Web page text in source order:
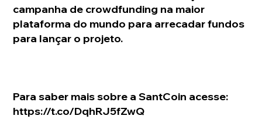
campanha de crowdfunding na maior
plataforma do mundo para arrecadar fundos
para lançar o projeto.
Para saber mais sobre a SantCoin acesse:
https://t.co/DqhRJ5fZwQ